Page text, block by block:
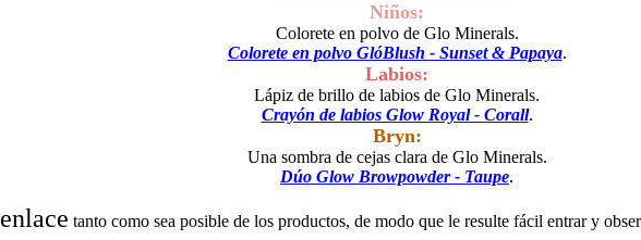
Niños:
Colorete en polvo de Glo Minerals.
Colorete en polvo GlóBlush - Sunset & Papaya.
Labios:
Lápiz de brillo de labios de Glo Minerals.
Crayón de labios Glow Royal - Corall.
Bryn:
Una sombra de cejas clara de Glo Minerals.
Dúo Glow Browpowder - Taupe.
enlace tanto como sea posible de los productos, de modo que le resulte fácil entrar y